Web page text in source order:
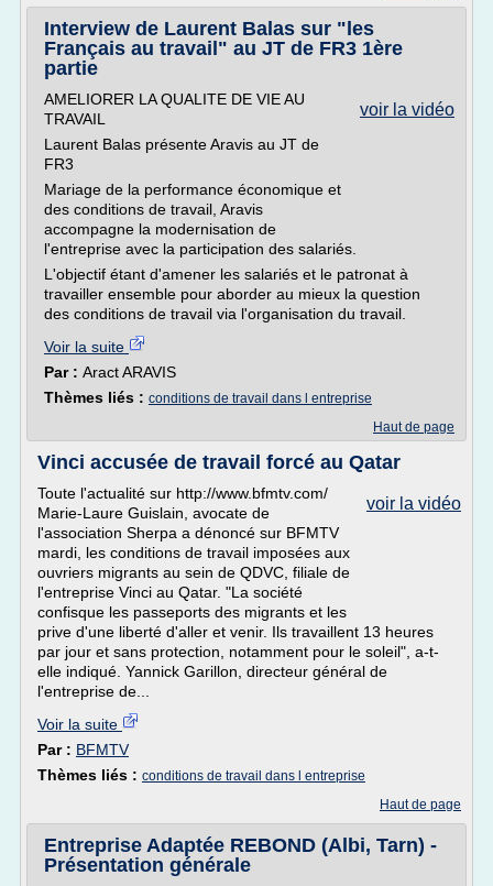
Interview de Laurent Balas sur "les
Français au travail" au JT de FR3 1ère
partie
voir la vidéo
AMELIORER LA QUALITE DE VIE AU
TRAVAIL
Laurent Balas présente Aravis au JT de
FR3
Mariage de la performance économique et
des conditions de travail, Aravis
accompagne la modernisation de
l'entreprise avec la participation des salariés.
L'objectif étant d'amener les salariés et le patronat à
travailler ensemble pour aborder au mieux la question
des conditions de travail via l'organisation du travail.
Voir la suite
Par : Aract ARAVIS
Thèmes liés : conditions de travail dans l entreprise
Haut de page
Vinci accusée de travail forcé au Qatar
voir la vidéo
Toute l'actualité sur http://www.bfmtv.com/
Marie-Laure Guislain, avocate de
l'association Sherpa a dénoncé sur BFMTV
mardi, les conditions de travail imposées aux
ouvriers migrants au sein de QDVC, filiale de
l'entreprise Vinci au Qatar. "La société
confisque les passeports des migrants et les
prive d'une liberté d'aller et venir. Ils travaillent 13 heures
par jour et sans protection, notamment pour le soleil", a-t-
elle indiqué. Yannick Garillon, directeur général de
l'entreprise de...
Voir la suite
Par : BFMTV
Thèmes liés : conditions de travail dans l entreprise
Haut de page
Entreprise Adaptée REBOND (Albi, Tarn) -
Présentation générale